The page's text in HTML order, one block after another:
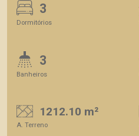
3
Dormitórios
3
Banheiros
1212.10 m²
A. Terreno